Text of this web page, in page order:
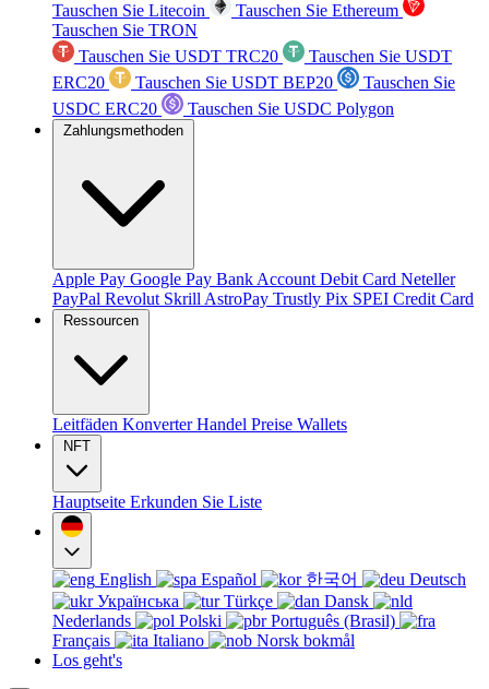
Tauschen Sie Litecoin
Tauschen Sie Ethereum
Tauschen Sie TRON
Tauschen Sie USDT TRC20
Tauschen Sie USDT
ERC20
Tauschen Sie USDT BEP20
Tauschen Sie
USDC ERC20
Tauschen Sie USDC Polygon
Zahlungsmethoden
Apple Pay Google Pay Bank Account Debit Card Neteller
PayPal Revolut Skrill AstroPay Trustly Pix SPEI Credit Card
Ressourcen
Leitfäden KonverterHandel Preise Wallets
NFT
Hauptseite Erkunden Sie Liste
English Español 한국어
Deutsch
Українська
Türkçe
Dansk
Nederlands
Polski
Português (Brasil)
Français
Italiano
Norsk bokmål
Los geht's